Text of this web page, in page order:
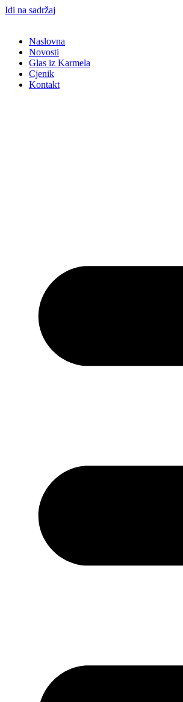
Idi na sadržaj
Naslovna
Novosti
Glas iz Karmela
Cjenik
Kontakt